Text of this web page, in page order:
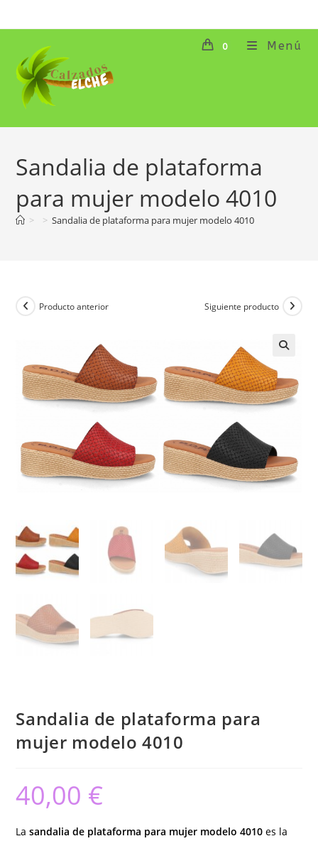
al
contenido
0 Menú
Sandalia de plataforma
para mujer modelo 4010
> > Sandalia de plataforma para mujer modelo 4010
Producto anterior Siguiente producto
Sandalia de plataforma para
mujer modelo 4010
40,00 €
Lasandalia de plataforma para mujer modelo 4010 es la